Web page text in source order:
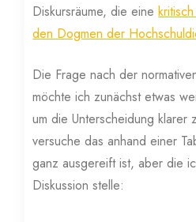
Diskursräume, die eine
den Dogmen der
Die Frage nach der
möchte ich zunächst etwas
um die Unterscheidung klarer
versuche das anhand einer
ganz ausgereift ist, aber die
Diskussion stelle: